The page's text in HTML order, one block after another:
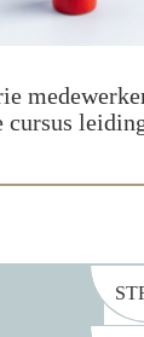
cursus